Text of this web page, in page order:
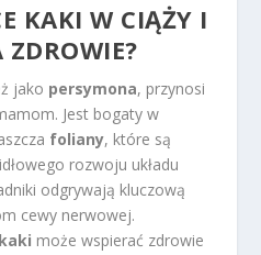
KAKI W CIĄŻY I
jako persymona, przynosi
Jest bogaty w
foliany, które są
rozwoju układu
odgrywają kluczową
cewy nerwowej.
może wspierać zdrowie